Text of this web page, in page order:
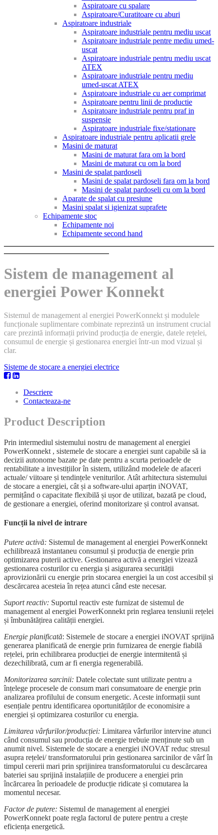
Aspiratoare cu spalare
Aspiratoare/Curatitoare cu aburi
Aspiratoare industriale
Aspiratoare industriale pentru mediu uscat
Aspiratoare industriale pentre mediu umed-
uscat
Aspiratoare industriale pentru mediu uscat
ATEX
Aspiratoare industriale pentru mediu
umed-uscat ATEX
Aspiratoare industriale cu aer comprimat
Aspiratoare pentru linii de productie
Aspiratoare industriale pentru praf in
suspensie
Aspiratoare industriale fixe/stationare
Aspiratoare industriale pentru aplicatii grele
Masini de maturat
Masini de maturat fara om la bord
Masini de maturat cu om la bord
Masini de spalat pardoseli
Masini de spalat pardoseli fara om la bord
Masini de spalat pardoseli cu om la bord
Aparate de spalat cu presiune
Masini spalat si igienizat suprafete
Echipamente stoc
Echipamente noi
Echipamente second hand
Sistem de management al
energiei Power Konnekt
Sistemul de management al energiei PowerKonnekt și modulele
funcționale suplimentare combinate reprezintă un instrument crucial
care prezintă informații privind producția de energie, datele rețelei,
consumul de energie și gestionarea energiei într-un mod vizual și
clar.
Sisteme de stocare a energiei electrice
Descriere
Contacteaza-ne
Product Description
Prin intermediul sistemului nostru de management al energiei
PowerKonnekt , sistemele de stocare a energiei sunt capabile să ia
decizii autonome bazate pe date pentru a scurta perioadele de
rentabilitate a investițiilor în sistem, utilizând modelele de afaceri
actuale/ viitoare și tendințele veniturilor. Atât arhitectura sistemului
de stocare a energiei, cât și a software-ului aparțin iNOVAT,
permițând o capacitate flexibilă și ușor de utilizat, bazată pe cloud,
de gestionare a energiei, oferind monitorizare și control avansat.
Funcții la nivel de intrare
Putere activă: Sistemul de management al energiei PowerKonnekt
echilibrează instantaneu consumul și producția de energie prin
optimizarea puterii active. Gestionarea activă a energiei vizează
gestionarea costurilor cu energia și asigurarea securității
aprovizionării cu energie prin stocarea energiei la un cost accesibil și
descărcarea acesteia în rețea atunci când este necesar.
Suport reactiv: Suportul reactiv este furnizat de sistemul de
management al energiei PowerKonnekt prin reglarea tensiunii rețelei
și îmbunătățirea calității energiei.
Energie planificată: Sistemele de stocare a energiei iNOVAT sprijină
generarea planificată de energie prin furnizarea de energie fiabilă
rețelei, prin echilibrarea producției de energie intermitentă și
dezechilibrată, cum ar fi energia regenerabilă.
Monitorizarea sarcinii: Datele colectate sunt utilizate pentru a
înțelege procesele de consum mari consumatoare de energie prin
analizarea profilului de consum energetic. Aceste informații sunt
esențiale pentru identificarea oportunităților de economisire a
energiei și optimizarea costurilor cu energia.
Limitarea vârfurilor/producției: Limitarea vârfurilor intervine atunci
când consumul sau producția de energie trebuie menținute sub un
anumit nivel. Sistemele de stocare a energiei iNOVAT reduc stresul
asupra rețelei/ transformatorului prin gestionarea sarcinilor de vârf în
timpul cererii mari prin sprijinirea transformatorului cu descărcarea
bateriei sau sprijină instalațiile de producere a energiei prin
încărcarea în perioadele de producție ridicate și comutarea la
momentul necesar.
Factor de putere: Sistemul de management al energiei
PowerKonnekt poate regla factorul de putere pentru a crește
eficiența energetică.